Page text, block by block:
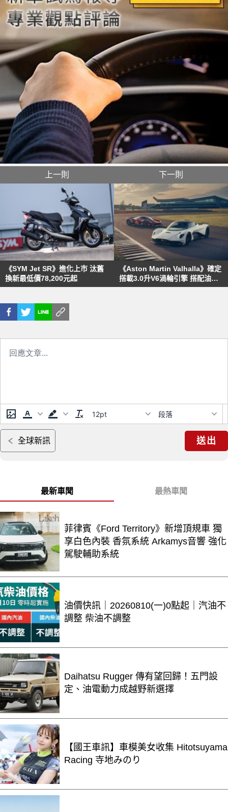
上一則
《SYM Jet SR》進化上市 汰舊
換新最低價78,200元起
下一則
《Aston Martin Valhalla》確定
搭載3.0升V6渦輪引擎 搭配油電
裝置可望榨出千匹馬力
12pt 段落
全球新訊 送出
最新車聞 最熱車聞
菲律賓《Ford Territory》新增頂規車 獨
享白色內裝 香氛系統 Arkamys音響 強化
駕駛輔助系統
油價快訊｜20260810(一)0點起｜汽油不
調整 柴油不調整
Daihatsu Rugger 傳有望回歸！五門設
定、油電動力成越野新選擇
【國王車訊】車模美女收集 Hitotsuyama
Racing 寺地みのり